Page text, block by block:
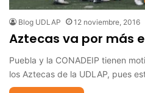
Blog UDLAP 12 noviembre, 2016
Aztecas va por más
Puebla y la CONADEIP tienen
los Aztecas de la UDLAP, pues